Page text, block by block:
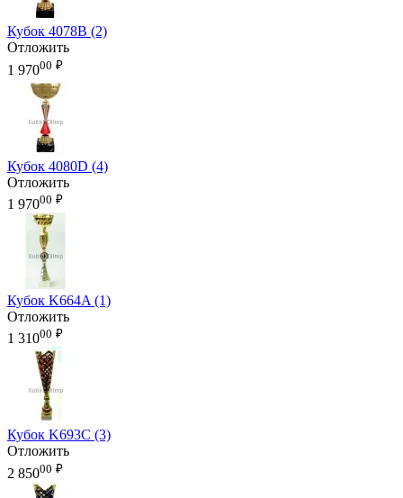
Кубок 4078B (2)
Отложить
1 97000 ₽
Кубок 4080D (4)
Отложить
1 97000 ₽
Кубок K664A (1)
Отложить
1 31000 ₽
Кубок K693C (3)
Отложить
2 85000 ₽